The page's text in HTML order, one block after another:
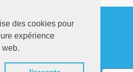
des cookies pour
expérience
web.de Musique, Danse et
réalisé parNetactions